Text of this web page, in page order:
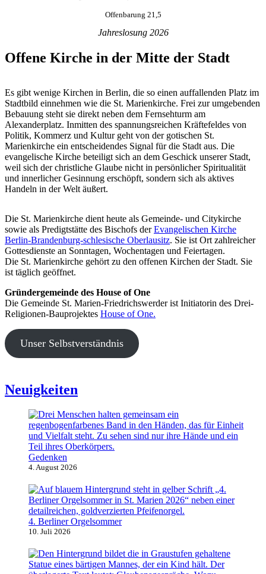
Offenbarung 21,5
Jahreslosung 2026
Offene Kirche in der Mitte der Stadt
Es gibt wenige Kirchen in Berlin, die so einen auffallenden Platz im
Stadtbild einnehmen wie die St. Marienkirche. Frei zur umgebenden
Bebauung steht sie direkt neben dem Fernsehturm am
Alexanderplatz. Inmitten des spannungsreichen Kräftefeldes von
Politik, Kommerz und Kultur geht von der gotischen St.
Marienkirche ein entscheidendes Signal für die Stadt aus. Die
evangelische Kirche beteiligt sich an dem Geschick unserer Stadt,
weil sich der christliche Glaube nicht in persönlicher Spiritualität
und innerlicher Gesinnung erschöpft, sondern sich als aktives
Handeln in der Welt äußert.
Die St. Marienkirche dient heute als Gemeinde- und Citykirche
sowie als Predigtstätte des Bischofs derEvangelischen Kirche
Berlin-Brandenburg-schlesische Oberlausitz. Sie ist Ort zahlreicher
Gottesdienste an Sonntagen, Wochentagen und Feiertagen.
Die St. Marienkirche gehört zu den offenen Kirchen der Stadt. Sie
ist täglich geöffnet.
Gründergemeinde des House of One
Die Gemeinde St. Marien-Friedrichswerder ist Initiatorin des Drei-
Religionen-Bauprojektes House of One.
Unser Selbstverständnis
Neuigkeiten
Gedenken
4. August 2026
4. Berliner Orgelsommer
10. Juli 2026